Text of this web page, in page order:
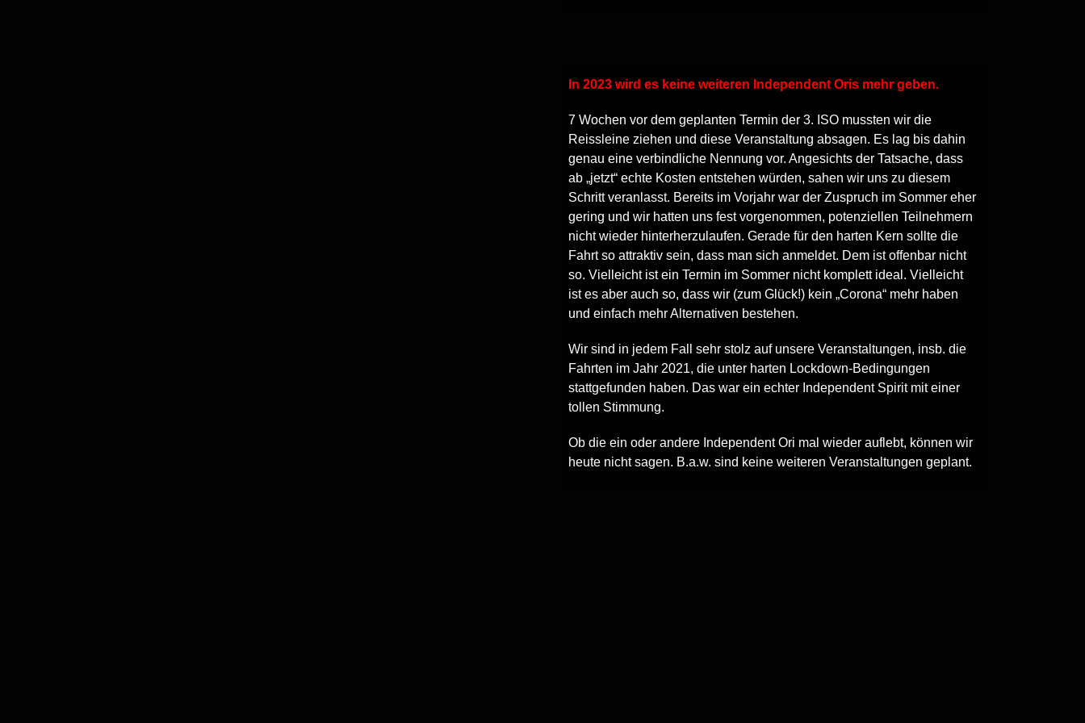
In 2023 wird es keine weiteren Independent Oris mehr geben.
7 Wochen vor dem geplanten Termin der 3. ISO mussten wir die
Reissleine ziehen und diese Veranstaltung absagen. Es lag bis dahin
genau eine verbindliche Nennung vor. Angesichts der Tatsache, dass
ab „jetzt“ echte Kosten entstehen würden, sahen wir uns zu diesem
Schritt veranlasst. Bereits im Vorjahr war der Zuspruch im Sommer eher
gering und wir hatten uns fest vorgenommen, potenziellen Teilnehmern
nicht wieder hinterherzulaufen. Gerade für den harten Kern sollte die
Fahrt so attraktiv sein, dass man sich anmeldet. Dem ist offenbar nicht
so. Vielleicht ist ein Termin im Sommer nicht komplett ideal. Vielleicht
ist es aber auch so, dass wir (zum Glück!) kein „Corona“ mehr haben
und einfach mehr Alternativen bestehen.
Wir sind in jedem Fall sehr stolz auf unsere Veranstaltungen, insb. die
Fahrten im Jahr 2021, die unter harten Lockdown-Bedingungen
stattgefunden haben. Das war ein echter Independent Spirit mit einer
tollen Stimmung.
Ob die ein oder andere Independent Ori mal wieder auflebt, können wir
heute nicht sagen. B.a.w. sind keine weiteren Veranstaltungen geplant.